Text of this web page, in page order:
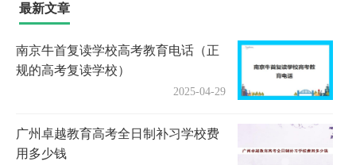
最新文章
南京牛首复读学校高考教育电话（正
规的高考复读学校）
2025-04-29
广州卓越教育高考全日制补习学校费
用多少钱